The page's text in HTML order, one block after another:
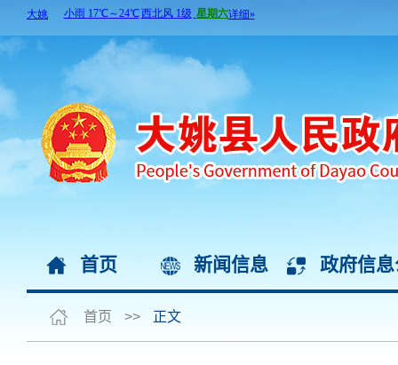
首页 新闻信息 政府信
首页 >> 正文